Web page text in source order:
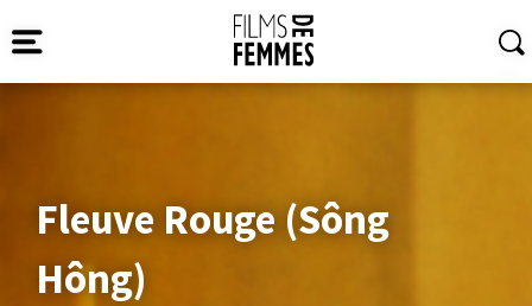
Fleuve Rouge (Sông
Hông)